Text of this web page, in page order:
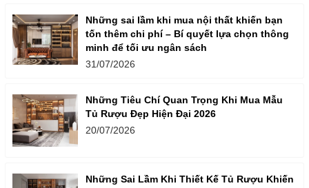
Những sai lầm khi mua nội thất khiến bạn
tốn thêm chi phí – Bí quyết lựa chọn thông
minh để tối ưu ngân sách
31/07/2026
Những Tiêu Chí Quan Trọng Khi Mua Mẫu
Tủ Rượu Đẹp Hiện Đại 2026
20/07/2026
Những Sai Lầm Khi Thiết Kế Tủ Rượu Khiến